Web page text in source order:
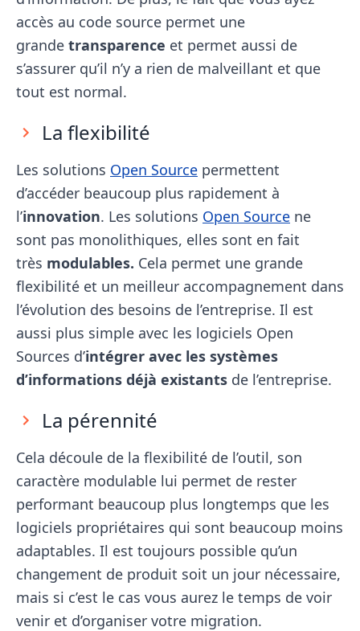
accès au code source permet une
grande transparence et permet aussi de
s’assurer qu’il n’y a rien de malveillant et que
tout est normal.
La flexibilité
Les solutions Open Source permettent
d’accéder beaucoup plus rapidement à
l’innovation. Les solutions Open Source ne
sont pas monolithiques, elles sont en fait
très modulables. Cela permet une grande
flexibilité et un meilleur accompagnement dans
l’évolution des besoins de l’entreprise. Il est
aussi plus simple avec les logiciels Open
Sources d’intégrer avec les systèmes
d’informations déjà existants de l’entreprise.
La pérennité
Cela découle de la flexibilité de l’outil, son
caractère modulable lui permet de rester
performant beaucoup plus longtemps que les
logiciels propriétaires qui sont beaucoup moins
adaptables. Il est toujours possible qu’un
changement de produit soit un jour nécessaire,
mais si c’est le cas vous aurez le temps de voir
venir et d’organiser votre migration.